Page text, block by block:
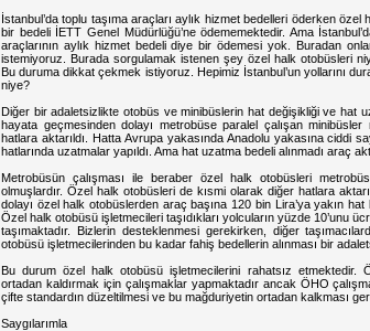
İstanbul’da toplu taşıma araçları aylık hizmet bedelleri öderken
bir bedeli İETT Genel Müdürlüğü’ne ödememektedir. Ama
araçlarının aylık hizmet bedeli diye bir ödemesi yok. Buradan
istemiyoruz. Burada sorgulamak istenen şey özel halk otobüsleri
Bu duruma dikkat çekmek istiyoruz. Hepimiz İstanbul’un yollarını
niye?
Diğer bir adaletsizlikte otobüs ve minibüslerin hat değişikliği ve hat
hayata geçmesinden dolayı metrobüse paralel çalışan
hatlara aktarıldı. Hatta Avrupa yakasında Anadolu yakasına ciddi
hatlarında uzatmalar yapıldı. Ama hat uzatma bedeli alınmadı araç
Metrobüsün çalışması ile beraber özel halk otobüsleri
olmuşlardır. Özel halk otobüsleri de kısmi olarak diğer hatlara
dolayı özel halk otobüslerden araç başına 120 bin Lira’ya yakın hat
Özel halk otobüsü işletmecileri taşıdıkları yolcuların yüzde 10’unu
taşımaktadır. Bizlerin desteklenmesi gerekirken, diğer
otobüsü işletmecilerinden bu kadar fahiş bedellerin alınması bir
Bu durum özel halk otobüsü işletmecilerini rahatsız etmektedir.
ortadan kaldırmak için çalışmaklar yapmaktadır ancak ÖHO
çifte standardın düzeltilmesi ve bu mağduriyetin ortadan kalkması
Saygılarımla